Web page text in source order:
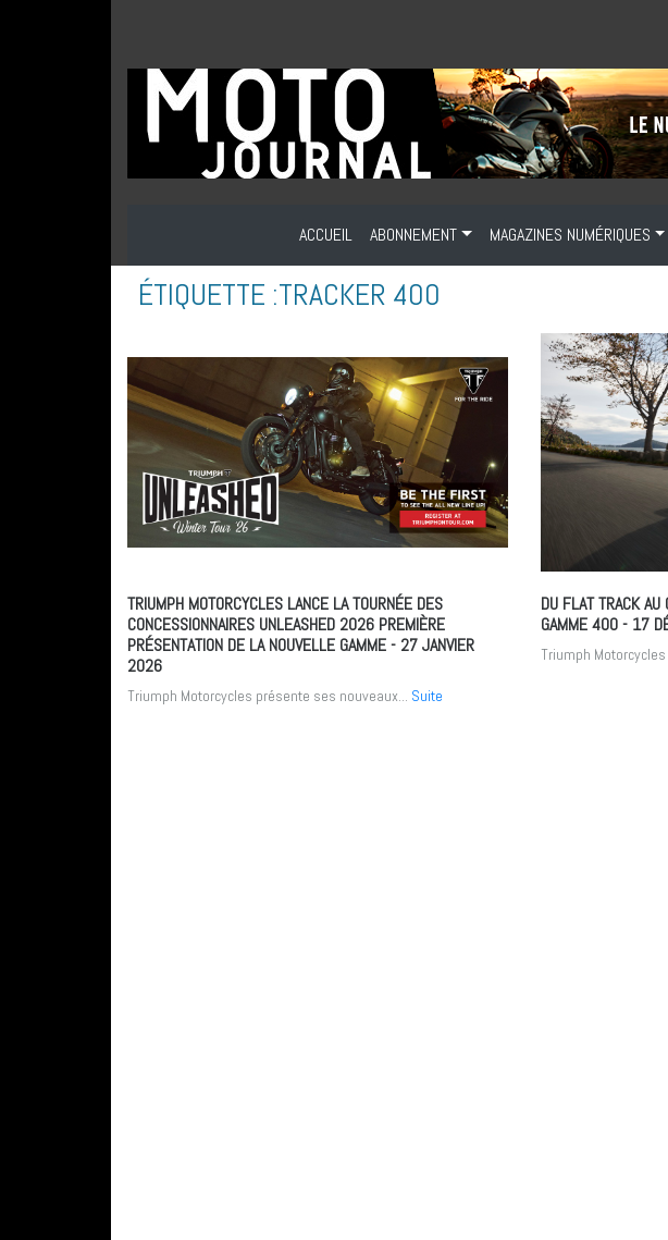
ACCUEIL ABONNEMENT MAGAZINES NUMÉRIQUES
ÉTIQUETTE :TRACKER 400
TRIUMPH MOTORCYCLES LANCE LA TOURNÉE DES
CONCESSIONNAIRES UNLEASHED 2026 PREMIÈRE
PRÉSENTATION DE LA NOUVELLE GAMME- 27 JANVIER
2026
Triumph Motorcycles présente ses nouveaux... Suite
DU FLAT TRACK AU
GAMME 400- 17
Triumph